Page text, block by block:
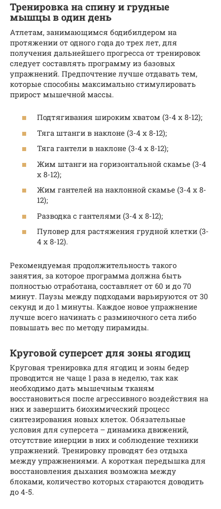
Тренировка на спину и грудные
мышцы в один день
Атлетам, занимающимся бодибилдером на
протяжении от одного года до трех лет, для
получения дальнейшего прогресса от тренировок
следует составлять программу из базовых
упражнений. Предпочтение лучше отдавать тем,
которые способны максимально стимулировать
прирост мышечной массы.
Подтягивания широким хватом (3-4 x 8-12);
Тяга штанги в наклоне (3-4 x 8-12);
Тяга гантели в наклоне (3-4 x 8-12);
Жим штанги на горизонтальной скамье (3-4
x 8-12);
Жим гантелей на наклонной скамье (3-4 x 8-
12);
Разводка с гантелями (3-4 x 8-12);
Пуловер для растяжения грудной клетки (3-
4 x 8-12).
Рекомендуемая продолжительность такого
занятия, за которое программа должна быть
полностью отработана, составляет от 60 и до 70
минут. Паузы между подходами варьируются от 30
секунд и до 1 минуты. Каждое новое упражнение
лучше всего начинать с разминочного сета либо
повышать вес по методу пирамиды.
Круговой суперсет для зоны ягодиц
Круговая тренировка для ягодиц и зоны бедер
проводится не чаще 1 раза в неделю, так как
необходимо дать мышечным тканям
восстановиться после агрессивного воздействия на
них и завершить биохимический процесс
синтезирования новых клеток. Обязательные
условия для суперсета – динамика движений,
отсутствие инерции в них и соблюдение техники
упражнений. Тренировку проводят без отдыха
между упражнениями. А короткая передышка для
восстановления дыхания возможна между
блоками, количество которых стараются доводить
до 4-5.